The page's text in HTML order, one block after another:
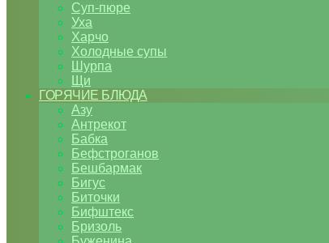
Суп-пюре
Уха
Харчо
Холодные супы
Шурпа
Щи
ГОРЯЧИЕ БЛЮДА
Азу
Антрекот
Бабка
Бефстроганов
Бешбармак
Бигус
Биточки
Бифштекс
Бризоль